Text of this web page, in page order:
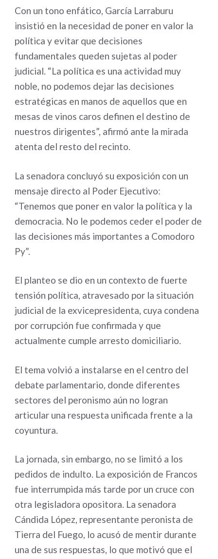
Con un tono enfático, García Larraburu
insistió en la necesidad de poner en valor la
política y evitar que decisiones
fundamentales queden sujetas al poder
judicial. “La política es una actividad muy
noble, no podemos dejar las decisiones
estratégicas en manos de aquellos que en
mesas de vinos caros definen el destino de
nuestros dirigentes”, afirmó ante la mirada
atenta del resto del recinto.
La senadora concluyó su exposición con un
mensaje directo al Poder Ejecutivo:
“Tenemos que poner en valor la política y la
democracia. No le podemos ceder el poder de
las decisiones más importantes a Comodoro
Py”.
El planteo se dio en un contexto de fuerte
tensión política, atravesado por la situación
judicial de la exvicepresidenta, cuya condena
por corrupción fue confirmada y que
actualmente cumple arresto domiciliario.
El tema volvió a instalarse en el centro del
debate parlamentario, donde diferentes
sectores del peronismo aún no logran
articular una respuesta unificada frente a la
coyuntura.
La jornada, sin embargo, no se limitó a los
pedidos de indulto. La exposición de Francos
fue interrumpida más tarde por un cruce con
otra legisladora opositora. La senadora
Cándida López, representante peronista de
Tierra del Fuego, lo acusó de mentir durante
una de sus respuestas, lo que motivó que el